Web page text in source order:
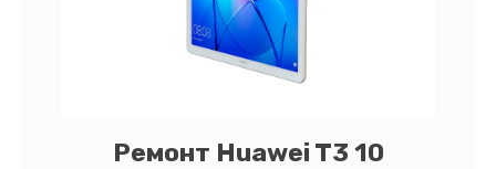
Ремонт Huawei T3 10